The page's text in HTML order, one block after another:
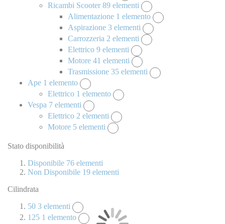
Ricambi Scooter 89 elementi
Alimentazione 1 elemento
Aspirazione 3 elementi
Carrozzeria 2 elementi
Elettrico 9 elementi
Motore 41 elementi
Trasmissione 35 elementi
Ape 1 elemento
Elettrico 1 elemento
Vespa 7 elementi
Elettrico 2 elementi
Motore 5 elementi
Stato disponibilità
Disponibile 76 elementi
Non Disponibile 19 elementi
Cilindrata
50 3 elementi
125 1 elemento